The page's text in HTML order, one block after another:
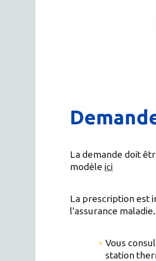
La demande doit
modèle ici
La prescription est
l'assurance maladie.
Vous
station